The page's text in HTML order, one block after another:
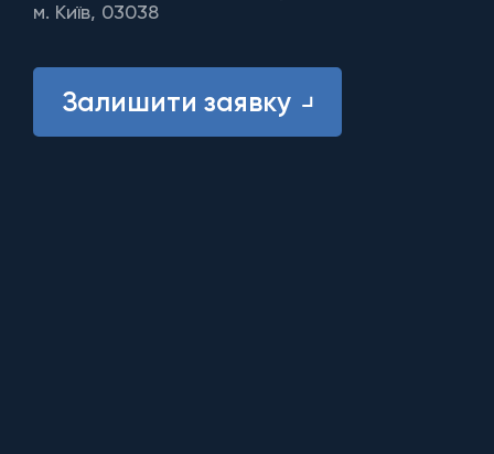
м. Київ, 03038
Залишити заявку